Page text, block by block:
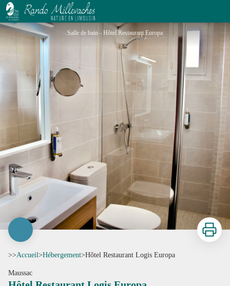
Hôtel Restaurant Logis Europa
Salle de bain - Hôtel Restaurant Europa
Imprimer
>>Accueil>Hébergement>Hôtel Restaurant Logis Europa
Maussac